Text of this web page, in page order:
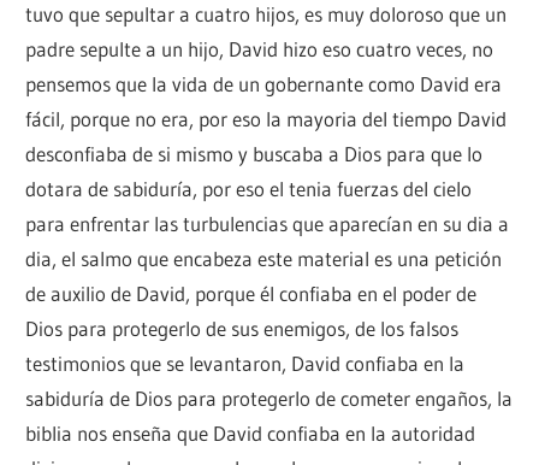
tuvo que sepultar a cuatro hijos, es muy doloroso que un
padre sepulte a un hijo, David hizo eso cuatro veces, no
pensemos que la vida de un gobernante como David era
fácil, porque no era, por eso la mayoria del tiempo David
desconfiaba de si mismo y buscaba a Dios para que lo
dotara de sabiduría, por eso el tenia fuerzas del cielo
para enfrentar las turbulencias que aparecían en su dia a
dia, el salmo que encabeza este material es una petición
de auxilio de David, porque él confiaba en el poder de
Dios para protegerlo de sus enemigos, de los falsos
testimonios que se levantaron, David confiaba en la
sabiduría de Dios para protegerlo de cometer engaños, la
biblia nos enseña que David confiaba en la autoridad